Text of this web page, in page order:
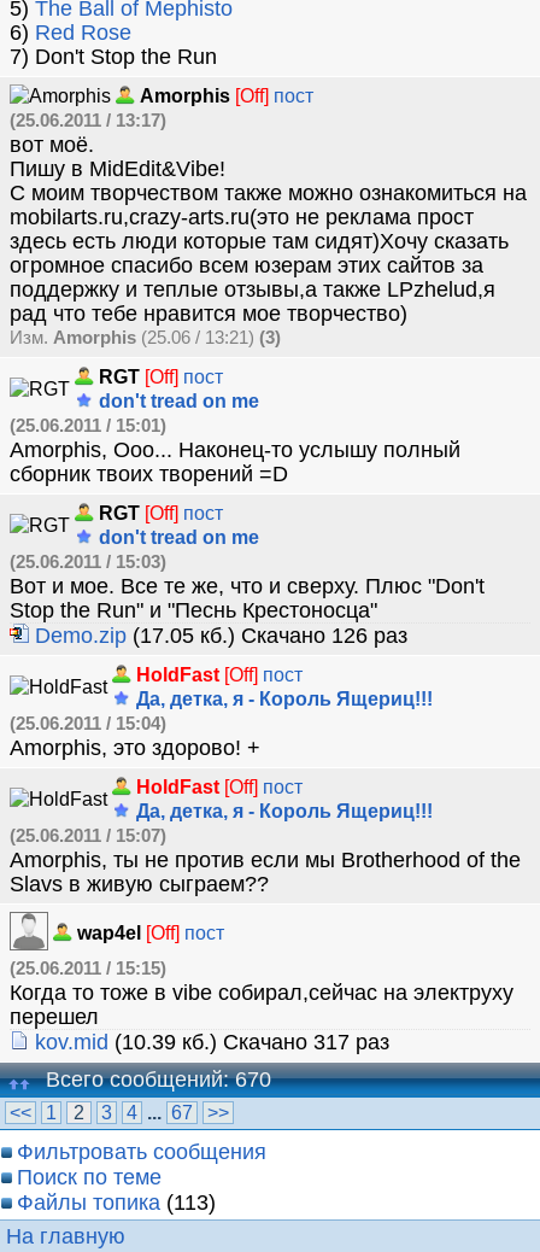
5) The Ball of Mephisto
6) Red Rose
7) Don't Stop the Run
Amorphis [Off] пост
(25.06.2011 / 13:17)
вот моё.
Пишу в MidEdit&Vibe!
С моим творчеством также можно ознакомиться на
mobilarts.ru,crazy-arts.ru(это не реклама прост
здесь есть люди которые там сидят)Хочу сказать
огромное спасибо всем юзерам этих сайтов за
поддержку и теплые отзывы,а также LPzhelud,я
рад что тебе нравится мое творчество)
Изм. Amorphis (25.06 / 13:21) (3)
RGT [Off] пост
don't tread on me
(25.06.2011 / 15:01)
Amorphis, Ооо... Наконец-то услышу полный
сборник твоих творений =D
RGT [Off] пост
don't tread on me
(25.06.2011 / 15:03)
Вот и мое. Все те же, что и сверху. Плюс "Don't
Stop the Run" и "Песнь Крестоносца"
Demo.zip (17.05 кб.) Скачано 126 раз
HoldFast [Off] пост
Да, детка, я - Король Ящериц!!!
(25.06.2011 / 15:04)
Amorphis, это здорово! +
HoldFast [Off] пост
Да, детка, я - Король Ящериц!!!
(25.06.2011 / 15:07)
Amorphis, ты не против если мы Brotherhood of the
Slavs в живую сыграем??
wap4el [Off] пост
(25.06.2011 / 15:15)
Когда то тоже в vibe собирал,сейчас на электруху
перешел
kov.mid (10.39 кб.) Скачано 317 раз
Всего сообщений: 670
<< 1 2 3 4 ... 67 >>
Фильтровать сообщения
Поиск по теме
Файлы топика (113)
На главную